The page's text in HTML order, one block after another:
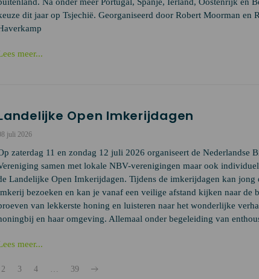
dit jaar op Tsjechië. Georganiseerd door Robert Moorman en
meer...
Open Imkerijdagen
juli 2026
zaterdag 11 en zondag 12 juli 2026 organiseert de Nederlandse
samen met lokale NBV-verenigingen maar ook
Landelijke Open Imkerijdagen. Tijdens de imkerijdagen kan jong
bezoeken en kan je vanaf een veilige afstand kijken naar de
van lekkerste honing en luisteren naar het wonderlijke
en haar omgeving. Allemaal onder begeleiding van
meer...
2 3 4 39